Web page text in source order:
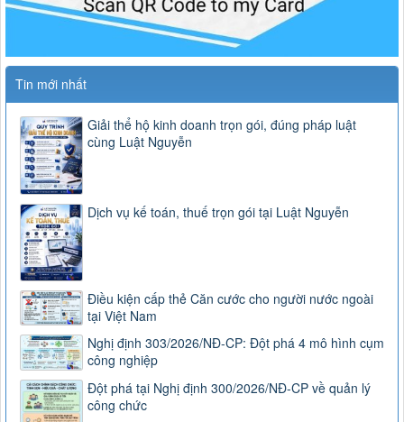
Tin mới nhất
Giải thể hộ kinh doanh trọn gói, đúng pháp luật
cùng Luật Nguyễn
Dịch vụ kế toán, thuế trọn gói tại Luật Nguyễn
Điều kiện cấp thẻ Căn cước cho người nước ngoài
tại Việt Nam
Nghị định 303/2026/NĐ-CP: Đột phá 4 mô hình cụm
công nghiệp
Đột phá tại Nghị định 300/2026/NĐ-CP về quản lý
công chức